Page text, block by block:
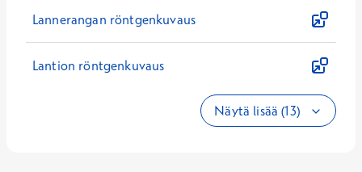
Lannerangan röntgenkuvaus
Lantion röntgenkuvaus
Näytä lisää (13)